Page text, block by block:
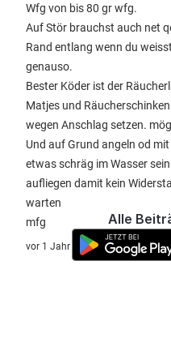
Wfg von bis 80 gr wfg.
Auf Stör brauchst auch net
Rand entlang wenn du
genauso.
Bester Köder ist der
Matjes und
wegen Anschlag setzen.
Und auf Grund angeln od
etwas schräg im Wasser
aufliegen damit kein
warten
mfg
vor 1 Jahr
Alle